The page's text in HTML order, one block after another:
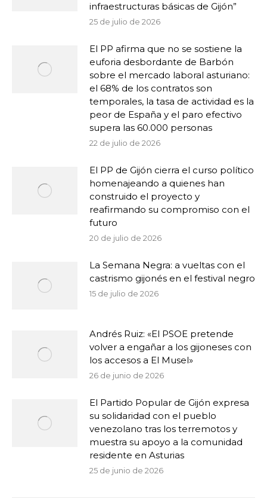
infraestructuras básicas de Gijón”
25 de julio de 2026
El PP afirma que no se sostiene la
euforia desbordante de Barbón
sobre el mercado laboral asturiano:
el 68% de los contratos son
temporales, la tasa de actividad es la
peor de España y el paro efectivo
supera las 60.000 personas
22 de julio de 2026
El PP de Gijón cierra el curso político
homenajeando a quienes han
construido el proyecto y
reafirmando su compromiso con el
futuro
20 de julio de 2026
La Semana Negra: a vueltas con el
castrismo gijonés en el festival negro
15 de julio de 2026
Andrés Ruiz: «El PSOE pretende
volver a engañar a los gijoneses con
los accesos a El Musel»
26 de junio de 2026
El Partido Popular de Gijón expresa
su solidaridad con el pueblo
venezolano tras los terremotos y
muestra su apoyo a la comunidad
residente en Asturias
25 de junio de 2026